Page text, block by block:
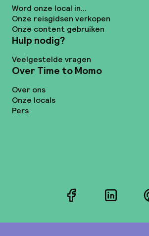
Word onze local in...
Onze reisgidsen verkopen
Onze content gebruiken
Hulp nodig?
Veelgestelde vragen
Over Time to Momo
Over ons
Onze locals
Pers
FacebookLinkedIn